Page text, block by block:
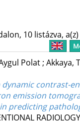
10 listázva,
Polat; Akkaya,
contrast-
emission
predicting
RADIOLOGY